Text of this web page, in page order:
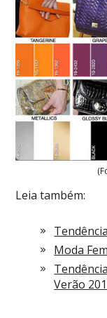
Leia também:
Moda
Verão